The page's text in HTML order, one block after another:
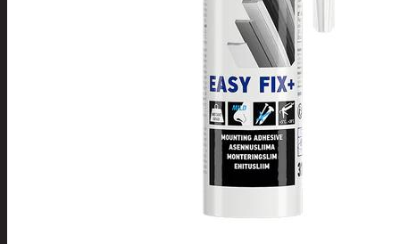
Valoketjut ja
kuusenvalot
Joulukoristeet
Kranssit ja
asetelmat
Tontut ja
muut
Joulutekstiilit
Paketointi
Talvi